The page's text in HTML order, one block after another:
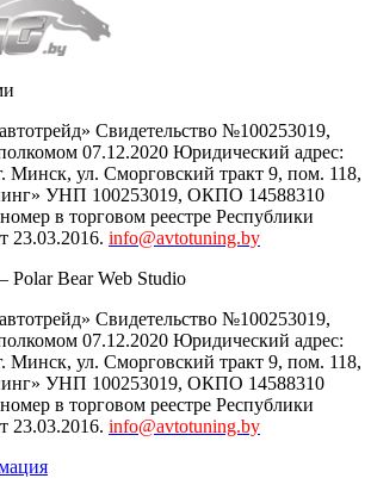
Свидетельство №100253019,
07.12.2020 Юридический адрес:
Минск, ул. Сморговский тракт 9, пом. 118,
УНП 100253019, ОКПО 14588310
в торговом реестре Республики
23.03.2016. info@avtotuning.by
Polar Bear Web Studio
Свидетельство №100253019,
07.12.2020 Юридический адрес:
Минск, ул. Сморговский тракт 9, пом. 118,
УНП 100253019, ОКПО 14588310
в торговом реестре Республики
23.03.2016. info@avtotuning.by